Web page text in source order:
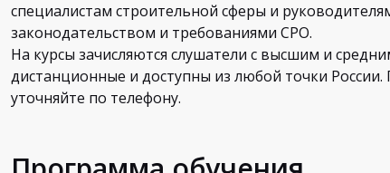
специалистам строительной сферы и
законодательством и требованиями СРО.
На курсы зачисляются слушатели с высшим и
дистанционные и доступны из любой точки
уточняйте по телефону.